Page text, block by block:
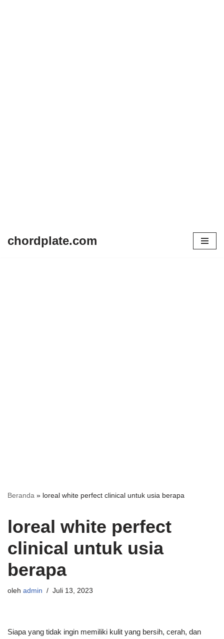
chordplate.com
Beranda » loreal white perfect clinical untuk usia berapa
loreal white perfect
clinical untuk usia
berapa
oleh admin Juli 13, 2023
Siapa yang tidak ingin memiliki kulit yang bersih, cerah, dan